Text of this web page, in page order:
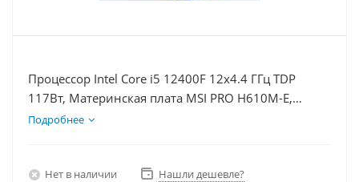
Процессор Intel Core i5 12400F 12x4.4 ГГц TDP
117Вт, Материнская плата MSI PRO H610M-E,
Видеокарта RTX 5080 16Гб, Память DDR4 16Gb,
Подробнее
Нет в наличии Нашли дешевле?